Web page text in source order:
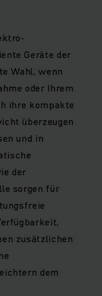
Geräte der
Wahl, wenn
oder Ihrem
ihre kompakte
überzeugen
und in
der
sorgen für
zusätzlichen
dem